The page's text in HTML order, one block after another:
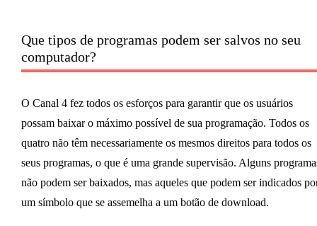
Que tipos de programas podem ser salvos no seu
computador?
O Canal 4 fez todos os esforços para garantir que os usuários
possam baixar o máximo possível de sua programação. Todos os
quatro não têm necessariamente os mesmos direitos para todos os
seus programas, o que é uma grande supervisão. Alguns
não podem ser baixados, mas aqueles que podem ser indicados
um símbolo que se assemelha a um botão de download.